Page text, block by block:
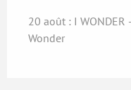
20 août : I
Wonder